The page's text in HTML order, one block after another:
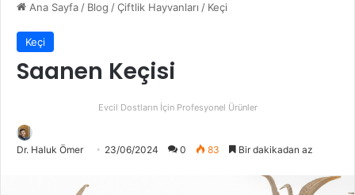
Ana Sayfa/ Blog /Çiftlik Hayvanları / Keçi
Keçi
Saanen Keçisi
Evcil Dostların İçin Profesyonel Ürünler
Dr. Haluk Ömer 23/06/2024 0 83 Bir dakikadan az